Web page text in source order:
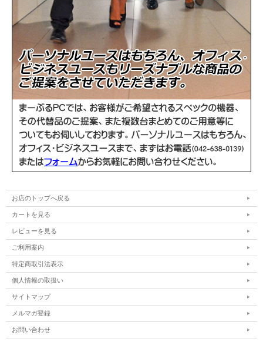
その他 テンキー付きキーボード
バッテリー 充電可能です
商品の状態 中古品（動作確認済み）
Officeソフト
Officeと高い互換性)
付属品
電源ケーブル/ACアダプター、Officeライセ
ンスカード
画面にシミ、文字消え、ゴムクッションが欠
お店のトップへ戻る
カートを見る
レビューを見る
ご利用案内
特定商取引法表示
個人情報の取扱い
サイトマップ
メルマガ登録
お問い合わせ